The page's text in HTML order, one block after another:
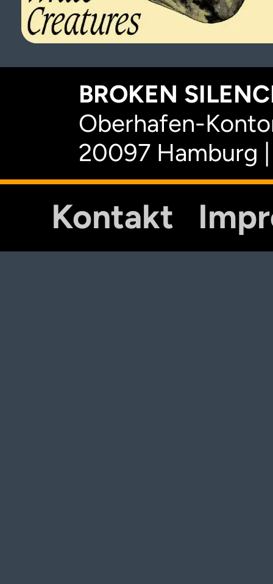
BROKEN
Oberhafen-
20097 Hamburg
Kontakt